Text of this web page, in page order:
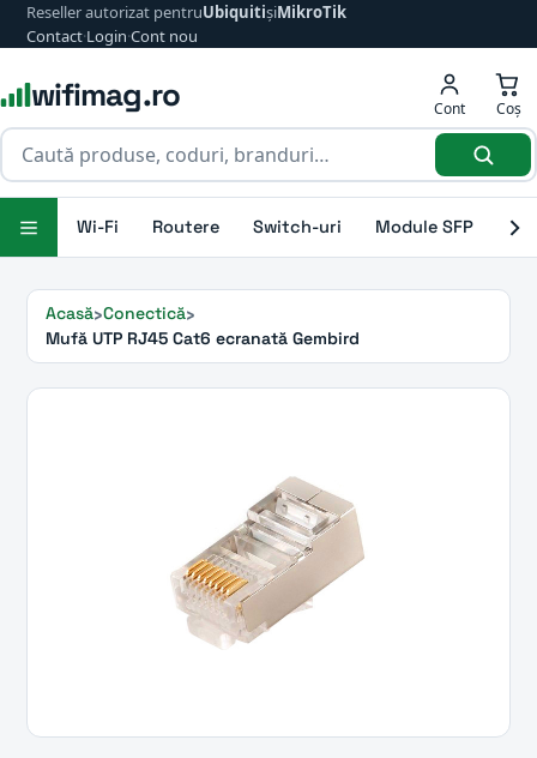
Reseller autorizat pentruUbiquitișiMikroTik
Contact·Login·Cont nou
wifimag.ro Cont Coș
Wi-Fi Routere Switch-uri Module SFP
Acasă Conectică
Mufă UTP RJ45 Cat6 ecranată Gembird